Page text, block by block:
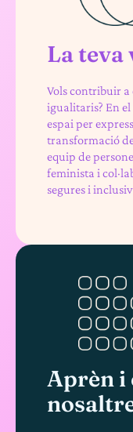
La
Vols contribuir a
igualitaris? En
espai per
transformació
equip de
feminista i
segures i
Aprèn i